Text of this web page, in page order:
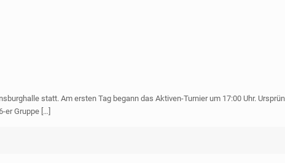
statt. Am ersten Tag begann das Aktiven-Turnier um 17:00 Uhr.
er Gruppe […]